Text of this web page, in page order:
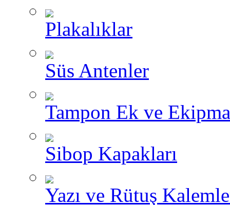
Plakalıklar
Süs Antenler
Tampon Ek ve
Sibop Kapakları
Yazı ve Rütuş